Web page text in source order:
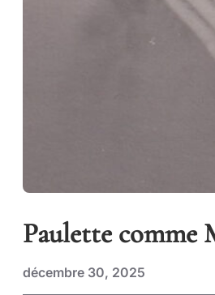
Paulette comme
décembre 30, 2025